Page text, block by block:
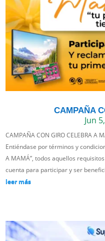
CAMPAÑA
Jun
CAMPAÑA CON GIRO CELEBRA A
Entiéndase por términos y
A MAMÁ”, todos aquellos
cuenta para participar y ser
leer más